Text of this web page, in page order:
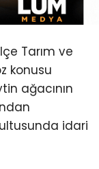
Tarım ve
konusu
ağacının
idari